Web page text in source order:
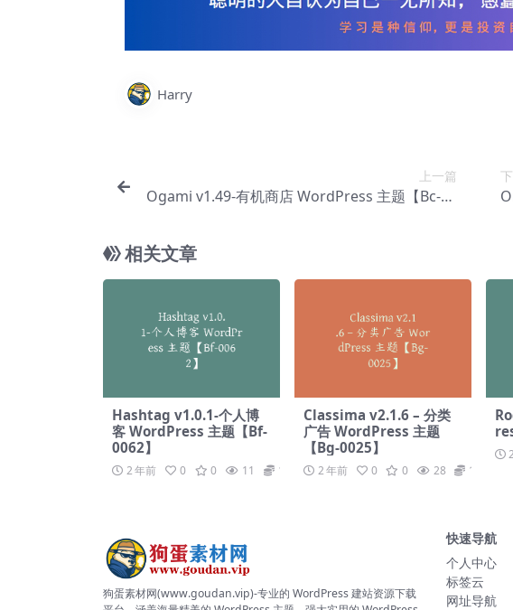
Harry
上一篇
Ogami v1.49-有机商店 WordPress 主题【Bc-01
相关文章
Hashtag v1.0.1-个人博
客 WordPress 主题【Bf-
0062】
2 年前 0 0 11 19.9
Classima v2.1.6 – 分类
广告 WordPress 主题
【Bg-0025】
2 年前 0 0 28 19.9
狗蛋素材网(www.goudan.vip)-专业的 WordPress 建站资源下载
快速导航
个人中心
标签云
网址导航